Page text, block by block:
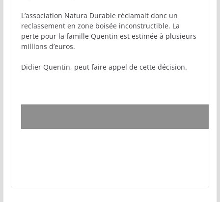
L’association Natura Durable réclamait donc un
reclassement en zone boisée inconstructible. La
perte pour la famille Quentin est estimée à plusieurs
millions d’euros.
Didier Quentin, peut faire appel de cette décision.